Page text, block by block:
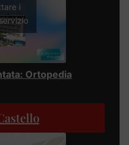
i
Ortopedia